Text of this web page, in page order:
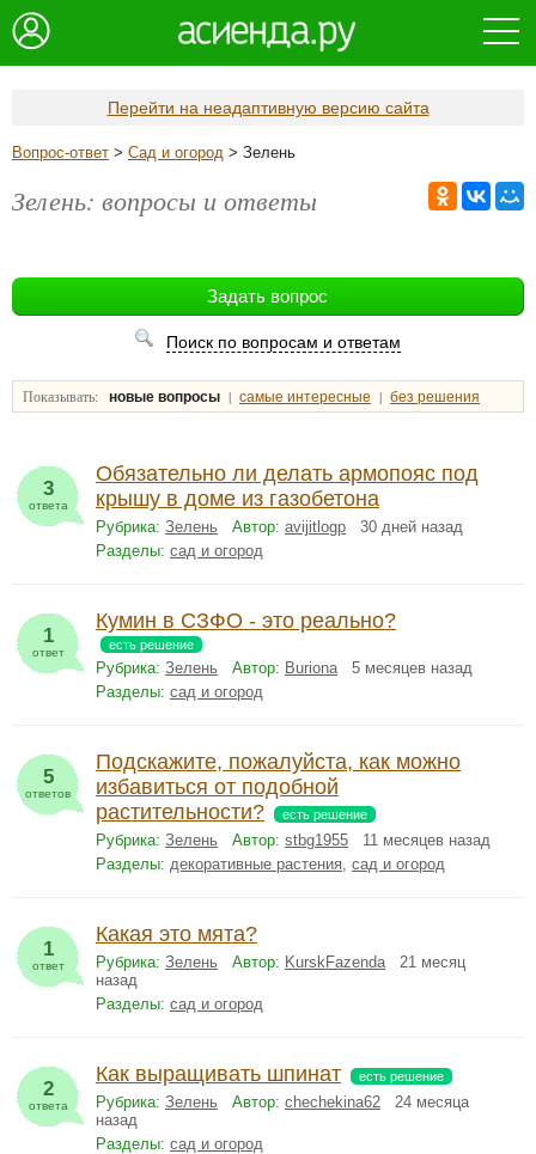
Перейти на неадаптивную версию сайта
Вопрос-ответ > Сад и огород > Зелень
Зелень: вопросы и ответы
Поиск по вопросам и ответам
Показывать: новые вопросы | самые интересные | без решения
3
ответа
Обязательно ли делать армопояс под
крышу в доме из газобетона
Рубрика: Зелень Автор: avijitlogp 30 дней назад
Разделы: сад и огород
1
ответ
Кумин в СЗФО - это реально?
есть решение
Рубрика: Зелень Автор: Buriona5 месяцев назад
Разделы: сад и огород
5
ответов
Подскажите, пожалуйста, как можно
избавиться от подобной
растительности?
есть решение
Рубрика: Зелень Автор: stbg1955 11 месяцев назад
Разделы: декоративные растения, сад и огород
1
ответ
Какая это мята?
Рубрика: Зелень Автор: KurskFazenda21 месяц
назад
Разделы: сад и огород
2
ответа
Как выращивать шпинат есть решение
Рубрика: Зелень Автор: chechekina62 24 месяца
назад
Разделы: сад и огород